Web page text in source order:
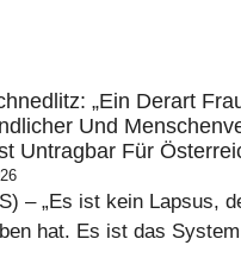
„Ein Derart
Und
Untragbar Für
– „Es ist kein Lapsus,
hat. Es ist das